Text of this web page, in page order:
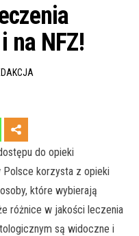
na NFZ!
do opieki
korzysta z opieki
które wybierają
różnice w jakości leczenia
są widoczne i